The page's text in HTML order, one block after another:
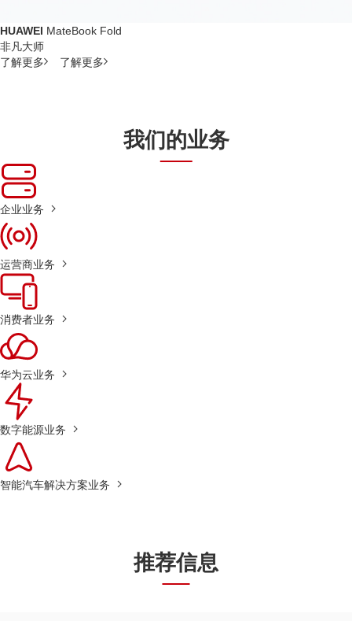
HUAWEI MateBook Fold
非凡大师
了解更多
了解更多
我们的业务
企业业务
运营商业务
消费者业务
华为云业务
数字能源业务
智能汽车解决方案业务
推荐信息